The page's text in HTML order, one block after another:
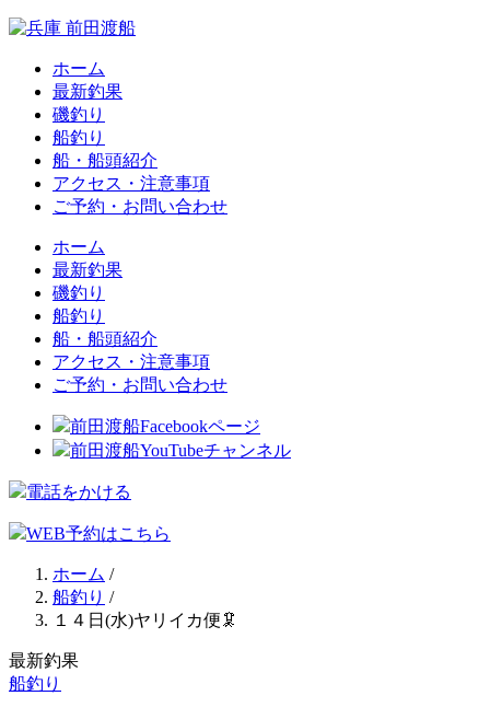
ホーム
最新釣果
磯釣り
船釣り
船・船頭紹介
アクセス・注意事項
ご予約・お問い合わせ
ホーム
最新釣果
磯釣り
船釣り
船・船頭紹介
アクセス・注意事項
ご予約・お問い合わせ
前田渡船Facebookページ
前田渡船YouTubeチャンネル
電話をかける
WEB予約はこちら
ホーム /
船釣り /
１４日(水)ヤリイカ便🦑
最新釣果
船釣り